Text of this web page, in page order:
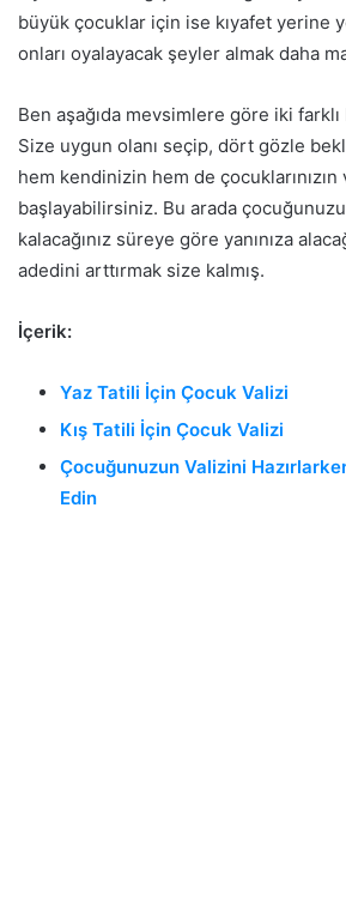
büyük çocuklar için ise kıyafet yerine
onları oyalayacak şeyler almak daha
Ben aşağıda mevsimlere göre iki farklı
Size uygun olanı seçip, dört gözle
hem kendinizin hem de
başlayabilirsiniz. Bu arada
kalacağınız süreye göre yanınıza
adedini arttırmak size kalmış.
İçerik:
Yaz Tatili İçin Çocuk Valizi
Kış Tatili İçin Çocuk Valizi
Çocuğunuzun Valizini
Edin